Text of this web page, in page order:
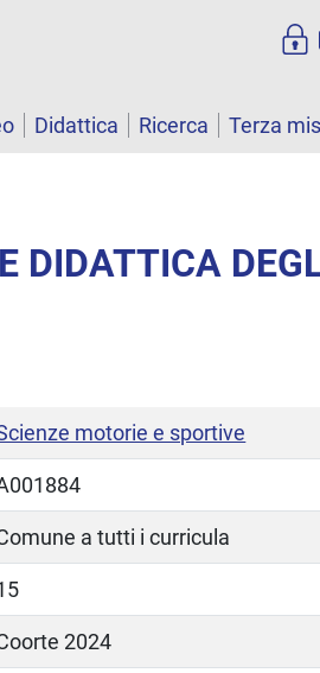
Didattica Ricerca Terza
DIDATTICA
motorie e sportive
a tutti i curricula
2024